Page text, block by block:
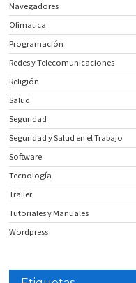
Navegadores
Ofimatica
Programación
Redes y Telecomunicaciones
Religión
Salud
Seguridad
Seguridad y Salud en el Trabajo
Software
Tecnología
Trailer
Tutoriales y Manuales
Wordpress